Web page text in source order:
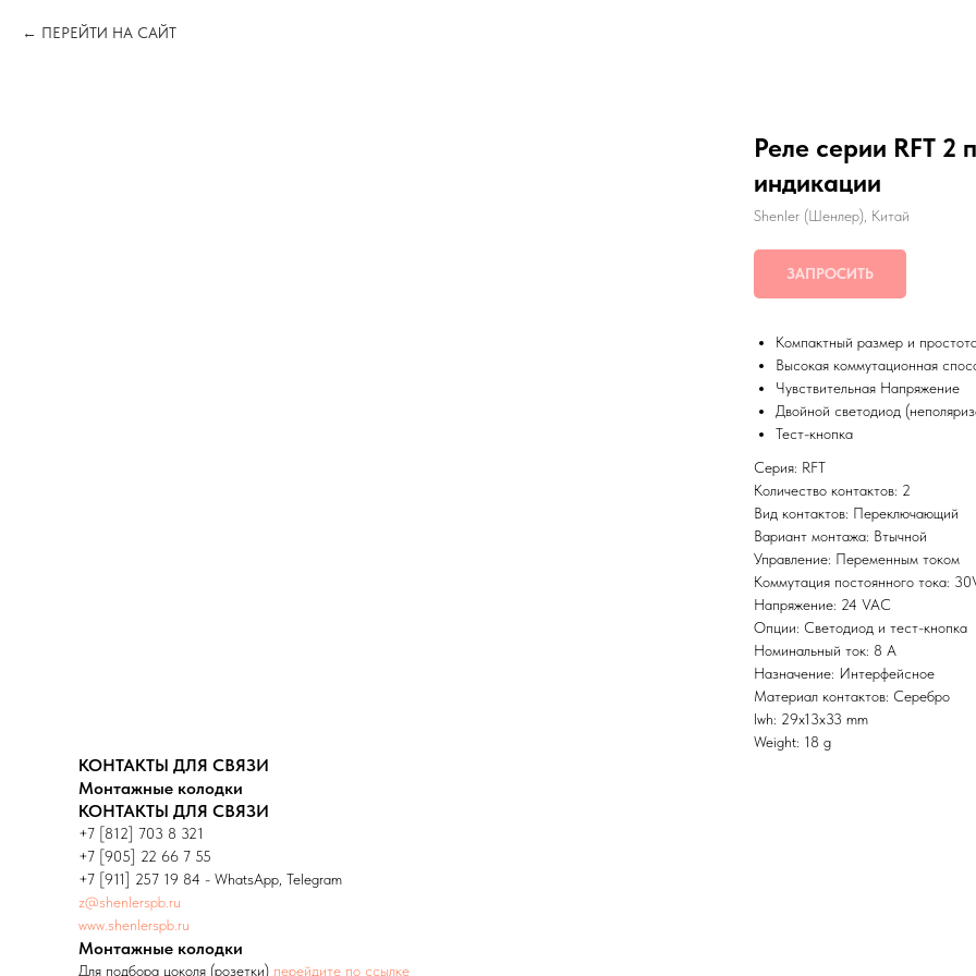
ПЕРЕЙТИ НА САЙТ
Реле серии RFT 2
индикации
Shenler (Шенлер), Китай
ЗАПРОСИТЬ
Компактный размер и
Высокая коммутационная
Чувствительная Напряжение
Двойной светодиод
Тест-кнопка
Серия: RFT
Количество контактов: 2
Вид контактов: Переключающий
Вариант монтажа: Втычной
Управление: Переменным током
Коммутация постоянного тока:
Напряжение: 24 VAC
Опции: Светодиод и тест-кнопка
Номинальный ток: 8 А
Назначение: Интерфейсное
Материал контактов: Серебро
lwh: 29x13x33 mm
Weight: 18 g
КОНТАКТЫ ДЛЯ СВЯЗИ
Монтажные колодки
КОНТАКТЫ ДЛЯ СВЯЗИ
+7 [812] 703 8 321
+7 [905] 22 66 7 55
+7 [911] 257 19 84 - WhatsApp, Telegram
z@shenlerspb.ru
www.shenlerspb.ru
Монтажные колодки
Для подбора цоколя (розетки) перейдите по ссылке